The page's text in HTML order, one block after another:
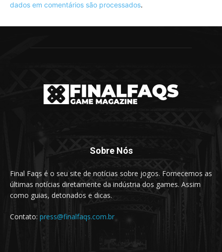
dados em comentários são processados.
Sobre Nós
Final Faqs é o seu site de notícias sobre jogos. Fornecemos as
últimas notícias diretamente da indústria dos games. Assim
como guias, detonados e dicas.
Contato: press@finalfaqs.com.br